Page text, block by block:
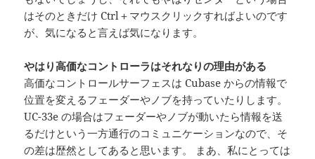
はそのときだけ Ctrl＋マウスクリックすればよいのです
が、気になると言えば気になります。
やはり高価なコントローラはそれなりの理由がある
高価なコントロールサーフェスは Cubase からの情報で
位置を変えるフェーダーやノブを持っていたりします。
UC-33e の場合はフェーダーやノブが動いたら情報を送
るだけという一方通行のコミュニケーションなので、そ
の差は歴然としてあると思います。 まあ、私にとっては